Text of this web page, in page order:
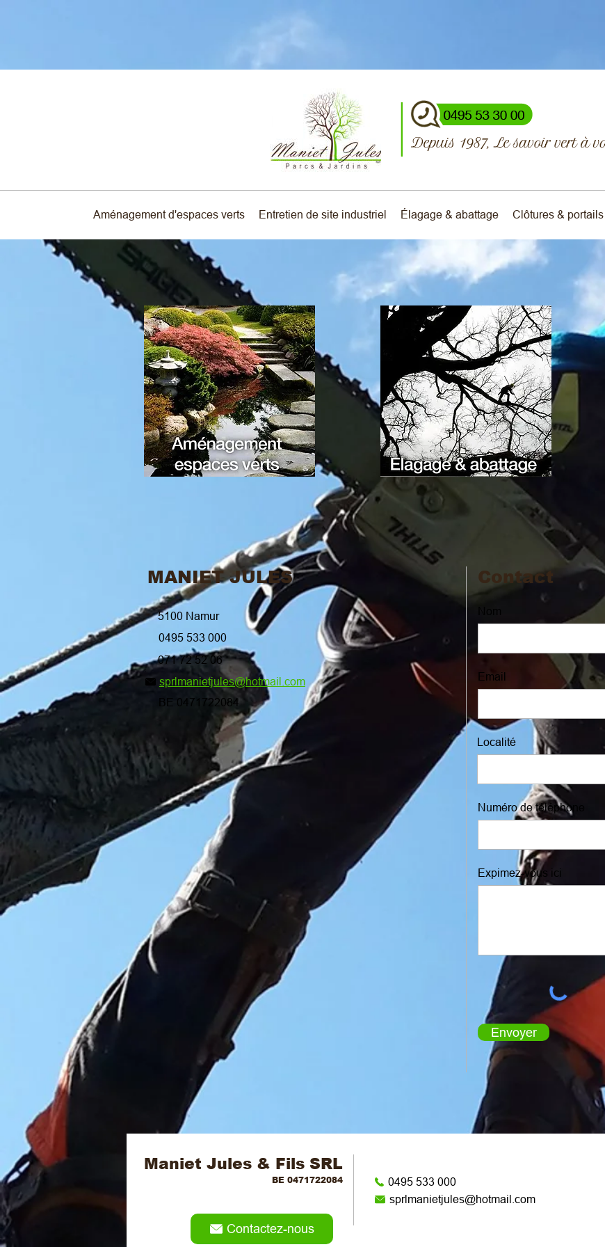
Aménagement d'espaces verts Entretien de site industriel Élagage & abattage Clôtures & portails
MANIET JULES
5100 Namur
0495 533 000
071 72 52 06
sprlmanietjules@hotmail.com
BE 0471722084
Contact
Email
Localité
Numéro de téléphone
Expimez-vous ici
Envoyer
Maniet Jules & Fils SRL
BE 0471722084
Contactez-nous
0495 533 000
sprlmanietjules@hotmail.com